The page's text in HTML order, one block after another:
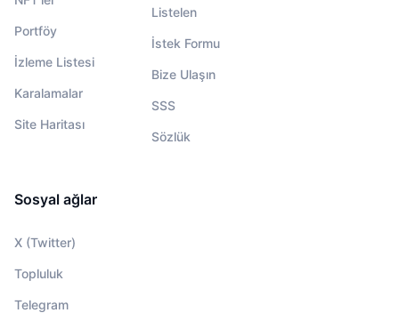
Portföy
İzleme Listesi
Karalamalar
Site Haritası
Listelen
İstek Formu
Bize Ulaşın
SSS
Sözlük
Sosyal ağlar
X (Twitter)
Topluluk
Telegram